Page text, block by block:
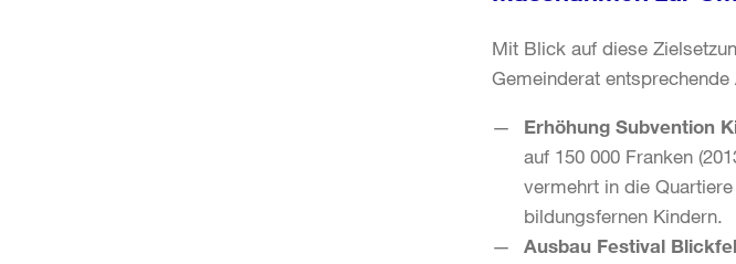
Mit Blick auf diese
Gemeinderat entsprechende
Erhöhung Subvention
auf 150 000 Franken
vermehrt in die
bildungsfernen Kindern.
Ausbau Festival